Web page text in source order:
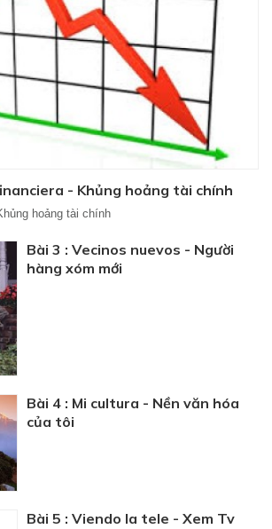
- Khủng hoảng tài chính
hoảng tài chính
Bài 3 : Vecinos nuevos - Người
hàng xóm mới
Bài 4 : Mi cultura - Nền văn hóa
của tôi
Bài 5 : Viendo la tele - Xem Tv